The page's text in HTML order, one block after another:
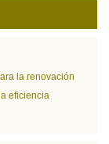
la renovación
eficiencia